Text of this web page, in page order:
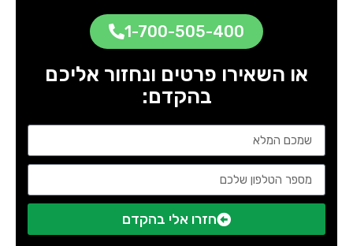
1-700-505-400
או השאירו פרטים ונחזור אליכם
בהקדם:
חזרו אלי בהקדם